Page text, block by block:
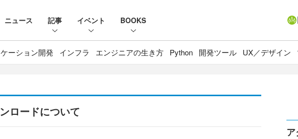
ニュース 記事 イベント BOOKS
ーション開発 インフラ エンジニアの生き方 Python 開発ツール UX／デザイン
ロードについて